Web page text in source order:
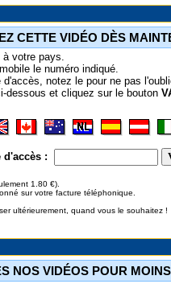
CETTE VIDÉO DÈS
à votre pays.
le numéro indiqué.
notez le pour ne pas
dessous et cliquez sur le bouton
d'accès :
1.80 €).
sur votre facture téléphonique.
ultérieurement, quand vous le souhaitez !
NOS VIDÉOS POUR